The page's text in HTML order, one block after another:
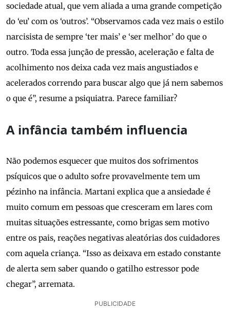
sociedade atual, que vem aliada a uma grande competição
do ‘eu’ com os ‘outros’. “Observamos cada vez mais o estilo
narcisista de sempre ‘ter mais’ e ‘ser melhor’ do que o
outro. Toda essa junção de pressão, aceleração e falta de
acolhimento nos deixa cada vez mais angustiados e
acelerados correndo para buscar algo que já nem sabemos
o que é”, resume a psiquiatra. Parece familiar?
A infância também influencia
Não podemos esquecer que muitos dos sofrimentos
psíquicos que o adulto sofre provavelmente tem um
pézinho na infância. Martani explica que a ansiedade é
muito comum em pessoas que cresceram em lares com
muitas situações estressante, como brigas sem motivo
entre os pais, reações negativas aleatórias dos cuidadores
com aquela criança. “Isso as deixava em estado constante
de alerta sem saber quando o gatilho estressor pode
chegar”, arremata.
PUBLICIDADE